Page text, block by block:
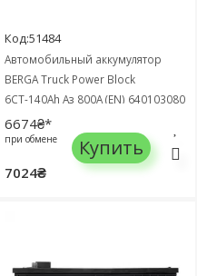
Код:51484
Автомобильный аккумулятор
BERGA Truck Power Block
6СТ-140Ah Аз 800A (EN) 640103080
6674₴*
при обмене
7024₴
Купить